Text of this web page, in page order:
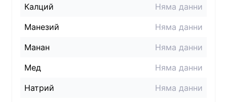
Калций
Няма данни
Манезий
Няма данни
Манан
Няма данни
Мед
Няма данни
Натрий
Няма данни